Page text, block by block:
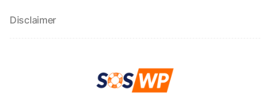
Disclaimer